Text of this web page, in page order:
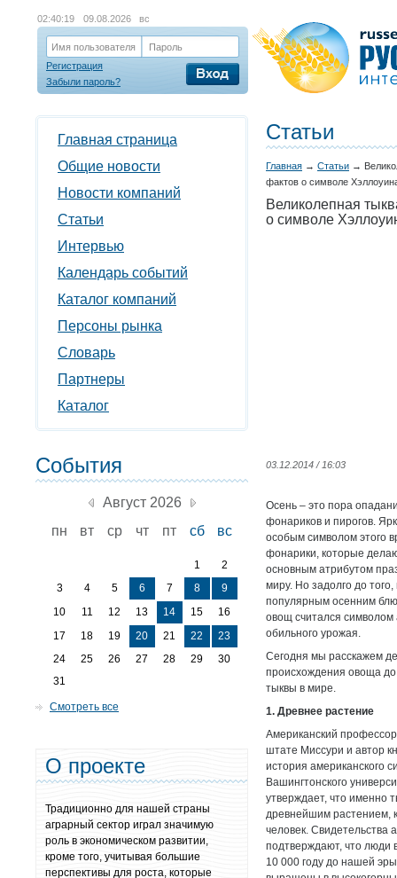
02:40:20 09.08.2026 вс
Имя пользователя
Пароль
Регистрация
Забыли пароль?
Статьи
Главная → Статьи →
фактов о символе
Великолепная
о символе
03.12.2014 / 16:03
Осень – это пора
фонариков и пирогов.
особым символом этого
фонарики, которые
основным атрибутом
миру. Но задолго до
популярным осенним
овощ считался
обильного урожая.
Сегодня мы расскажем
происхождения овоща
тыквы в мире.
1. Древнее растение
Американский
штате Миссури и автор
история американского
Вашингтонского
утверждает, что именно
древнейшим растением,
человек. Свидетельства
подтверждают, что
10 000 году до нашей
Главная страница
Общие новости
Новости компаний
Статьи
Интервью
Календарь событий
Каталог компаний
Персоны рынка
Словарь
Партнеры
Каталог
События
Август 2026
пн
вт ср чт пт сб вс
1
2
3
4 5 6 7 8
9
10
11 12 13 14 15
16
17
18 19 20 21 22
23
24
25 26 27 28 29
30
31
Смотреть все
О проекте
Традиционно для нашей страны
аграрный сектор играл значимую
роль в экономическом развитии,
кроме того, учитывая большие
перспективы для роста, которые